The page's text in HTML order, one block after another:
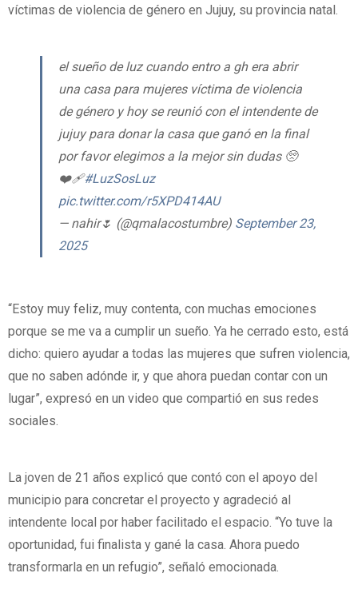
víctimas de violencia de género en Jujuy, su provincia natal.
el sueño de luz cuando entro a gh era abrir
una casa para mujeres víctima de violencia
de género y hoy se reunió con el intendente de
jujuy para donar la casa que ganó en la final
por favor elegimos a la mejor sin dudas 🥺
❤️‍🩹#LuzSosLuz
pic.twitter.com/r5XPD414AU
— nahir🌷 (@qmalacostumbre) September 23,
2025
“Estoy muy feliz, muy contenta, con muchas emociones
porque se me va a cumplir un sueño. Ya he cerrado esto, está
dicho: quiero ayudar a todas las mujeres que sufren violencia,
que no saben adónde ir, y que ahora puedan contar con un
lugar”, expresó en un video que compartió en sus redes
sociales.
La joven de 21 años explicó que contó con el apoyo del
municipio para concretar el proyecto y agradeció al
intendente local por haber facilitado el espacio. “Yo tuve la
oportunidad, fui finalista y gané la casa. Ahora puedo
transformarla en un refugio”, señaló emocionada.